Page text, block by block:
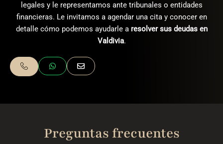
legales y le representamos ante tribunales o entidades
financieras. Le invitamos a agendar una cita y conocer en
detalle cómo podemos ayudarle a resolver sus deudas en
Valdivia.
Preguntas frecuentes